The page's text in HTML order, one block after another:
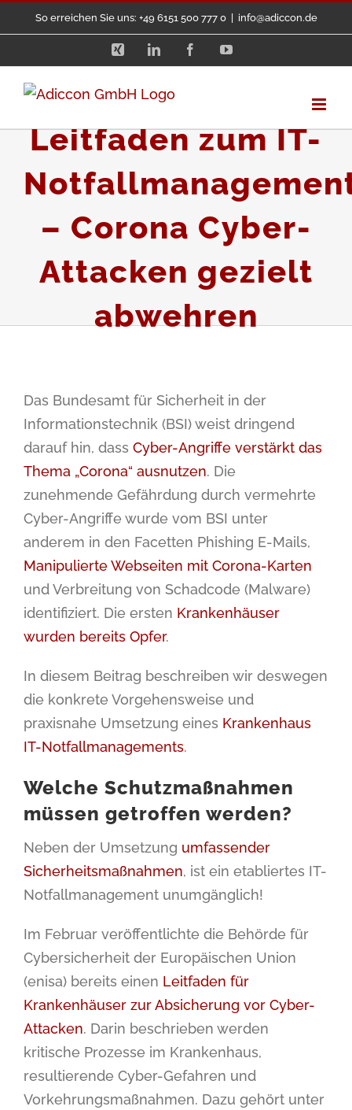
Inhalt
So erreichen Sie uns: +49 6151 500 777 0 info@adiccon.de
Xing LinkedIn FacebookYouTube
Leitfaden zum IT-
– Corona Cyber-
Attacken gezielt
abwehren
Das Bundesamt für Sicherheit in der
Informationstechnik (BSI) weist dringend
darauf hin, dass Cyber-Angriffe verstärkt das
Thema „Corona“ ausnutzen. Die
zunehmende Gefährdung durch vermehrte
Cyber-Angriffe wurde vom BSI unter
anderem in den Facetten Phishing E-Mails,
Manipulierte Webseiten mit Corona-Karten
und Verbreitung von Schadcode (Malware)
identifiziert. Die ersten Krankenhäuser
wurden bereits Opfer.
In diesem Beitrag beschreiben wir deswegen
die konkrete Vorgehensweise und
praxisnahe Umsetzung eines Krankenhaus
IT-Notfallmanagements.
Welche Schutzmaßnahmen
müssen getroffen werden?
Neben der Umsetzung umfassender
Sicherheitsmaßnahmen, ist ein etabliertes IT-
Notfallmanagement unumgänglich!
Im Februar veröffentlichte die Behörde für
Cybersicherheit der Europäischen Union
(enisa) bereits einen Leitfaden für
Krankenhäuser zur Absicherung vor Cyber-
Attacken. Darin beschrieben werden
kritische Prozesse im Krankenhaus,
resultierende Cyber-Gefahren und
Vorkehrungsmaßnahmen. Dazu gehört unter